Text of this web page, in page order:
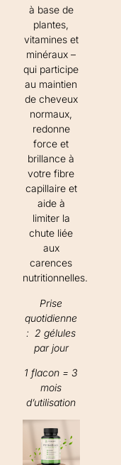
à base de
plantes,
vitamines et
minéraux –
qui participe
au maintien
de cheveux
normaux,
redonne
force et
brillance à
votre fibre
capillaire et
aide à
limiter la
chute liée
aux
carences
nutritionnelles.
Prise
quotidienne
: 2 gélules
par jour
1 flacon = 3
mois
d’utilisation